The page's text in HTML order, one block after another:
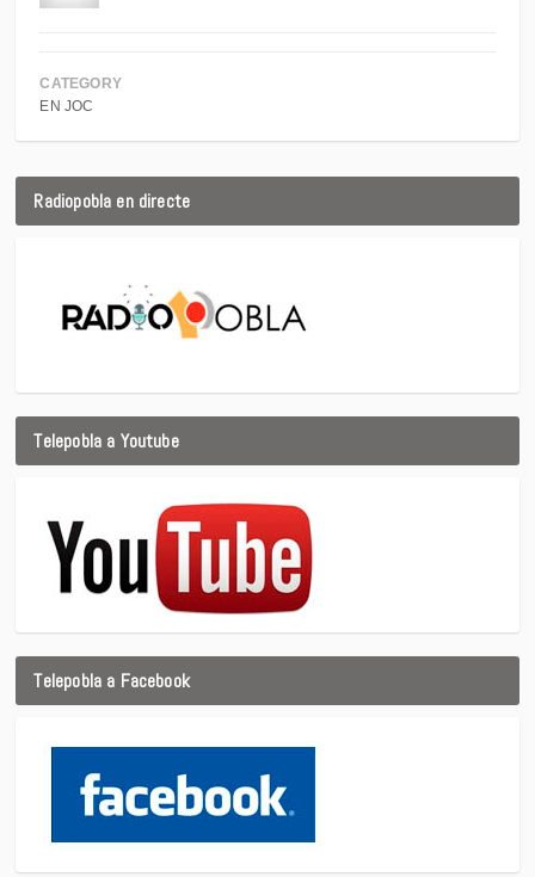
CATEGORY
EN JOC
Radiopobla en directe
Telepobla a Youtube
Telepobla a Facebook